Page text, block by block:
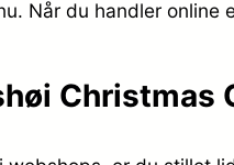
Når du handler